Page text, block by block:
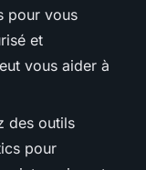
pour vous
et
vous aider à
des outils
pour